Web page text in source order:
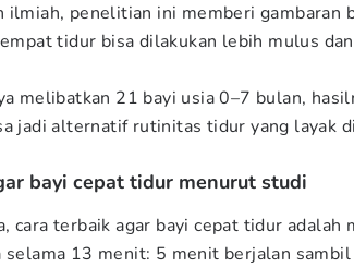
ilmiah, penelitian ini memberi gambaran
tidur bisa dilakukan lebih mulus
melibatkan 21 bayi usia 0–7 bulan,
jadi alternatif rutinitas tidur yang layak
bayi cepat tidur menurut studi
cara terbaik agar bayi cepat tidur adalah
selama 13 menit: 5 menit berjalan sambil